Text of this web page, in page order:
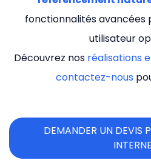
fonctionnalités avancées
utilisateur
Découvrez nos réalisations
contactez-nous
DEMANDER UN DEVIS